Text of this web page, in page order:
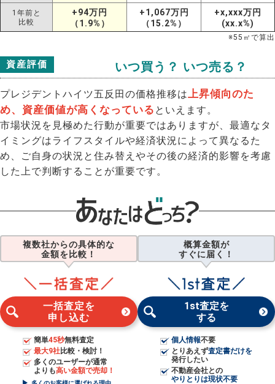
1年前と
比較
+94万円
（1.9%）
+1,067万円
（15.2%）
+x,xxx万円
(xx.x%)
※55 ㎡で算出
資産評価 いつ買う？ いつ売る？
プレジデントハイツ五反田の価格推移は 上昇傾向のた
め、資産価値が高くなっている といえます。
市場状況を見極めた行動が重要ではありますが、最適なタ
イミングはライフスタイルや経済状況によって異なるた
め、ご自身の状況と住み替えやその後の経済的影響を考慮
した上で判断することが重要です。
複数社からの具体的な
金額を比較！
一括査定を
申し込む
簡単45秒無料査定
最大9社比較・検討！
多くのユーザーが通常
よりも高い金額で売却！
概算金額が
すぐに届く！
1st査定を
する
個人情報不要
とりあえず査定書だけを
発行したい
不動産会社との
やりとりは現状不要